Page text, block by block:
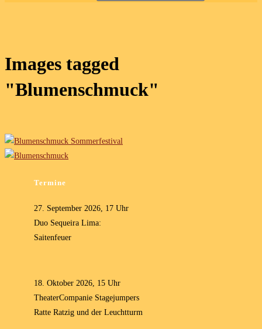
Images tagged
"Blumenschmuck"
Termine
27. September 2026, 17 Uhr
Duo Sequeira Lima:
Saitenfeuer
18. Oktober 2026, 15 Uhr
TheaterCompanie Stagejumpers
Ratte Ratzig und der Leuchtturm